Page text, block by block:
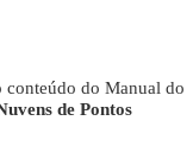
do Manual do
de Pontos